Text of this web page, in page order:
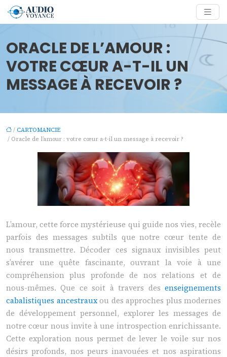
ORACLE DE L’AMOUR :
VOTRE CŒUR A-T-IL UN
MESSAGE À RECEVOIR ?
/ CARTOMANCIE
/ Oracle de l’amour : votre cœur a-t-il un message à recevoir ?
L’amour, cette force mystérieuse qui guide nos vies, recèle
parfois des messages subtils que notre cœur tente de
nous transmettre. Décoder ces signaux invisibles peut
s’avérer une quête fascinante, ouvrant la voie à une
compréhension plus profonde de nos relations et de
nous-mêmes. Que ce soit à travers des enseignements
cabalistiques ancestrauxou des approches plus modernes
de développement personnel, explorer les messages de
notre cœur nous invite à une introspection enrichissante.
Cette exploration nous permet de lever le voile sur nos
désirs profonds, nos peurs inavouées et nos aspirations